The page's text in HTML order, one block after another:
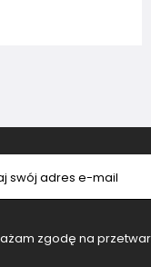
swój adres e-mail
zgodę na przetwarzanie moich danych